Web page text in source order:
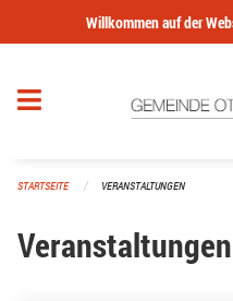
Navigation überspringen
Willkommen auf der
STARTSEITE VERANSTALTUNGEN
Veranstaltungen